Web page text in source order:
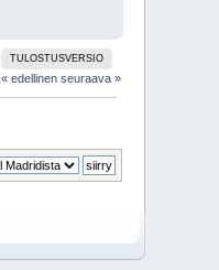
TULOSTUSVERSIO
« edellinen seuraava »